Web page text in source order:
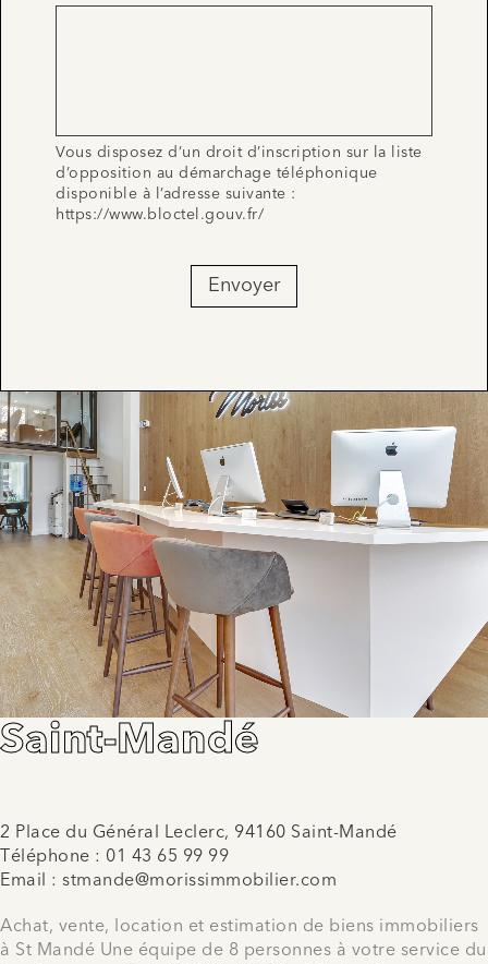
Vous disposez d’un droit d’inscription sur la liste
d’opposition au démarchage téléphonique
disponible à l’adresse suivante :
https://www.bloctel.gouv.fr/
Envoyer
Saint-Mandé
2 Place du Général Leclerc, 94160 Saint-Mandé
Téléphone : 01 43 65 99 99
Email : stmande@morissimmobilier.com
Achat, vente, location et estimation de biens immobiliers
à St Mandé Une équipe de 8 personnes à votre service du